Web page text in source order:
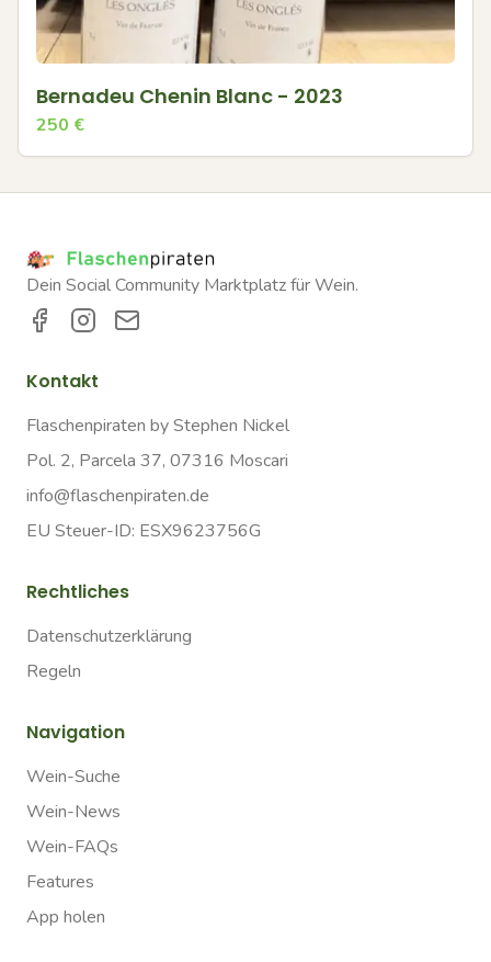
Bernadeu Chenin Blanc - 2023
250 €
Dein Social Community Marktplatz für Wein.
Kontakt
Flaschenpiraten by Stephen Nickel
Pol. 2, Parcela 37, 07316 Moscari
info@flaschenpiraten.de
EU Steuer-ID: ESX9623756G
Rechtliches
Datenschutzerklärung
Regeln
Navigation
Wein-Suche
Wein-News
Wein-FAQs
Features
App holen